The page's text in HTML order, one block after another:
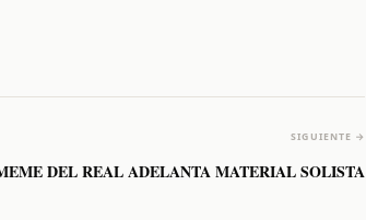
SIGUIENTE →
DEL REAL ADELANTA MATERIAL SOLISTA